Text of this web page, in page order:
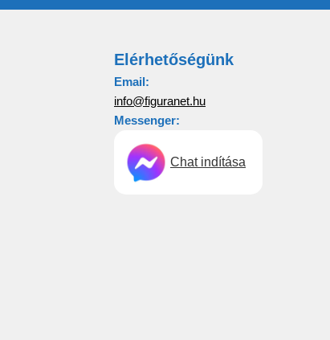
Elérhetőségünk
Email:
info@figuranet.hu
Messenger:
Chat indítása